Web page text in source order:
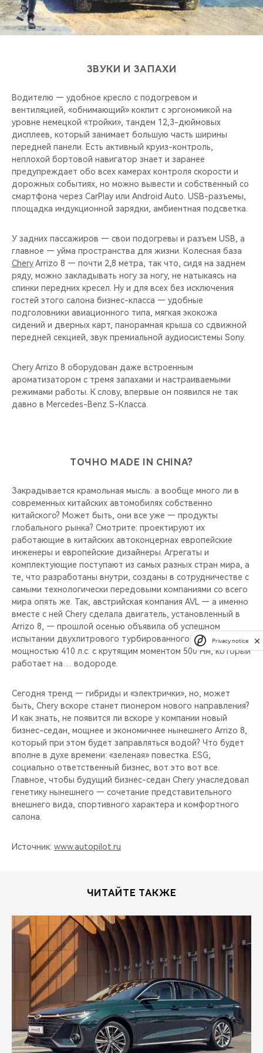
ЗВУКИ И ЗАПАХИ
Водителю — удобное кресло с подогревом и
вентиляцией, «обнимающий» кокпит с эргономикой на
уровне немецкой «тройки», тандем 12,3-дюймовых
дисплеев, который занимает большую часть ширины
передней панели. Есть активный круиз-контроль,
неплохой бортовой навигатор знает и заранее
предупреждает обо всех камерах контроля скорости и
дорожных событиях, но можно вывести и собственный со
смартфона через CarPlay или Android Auto. USB-разъемы,
площадка индукционной зарядки, амбиентная подсветка.
У задних пассажиров — свои подогревы и разъем USB, а
главное — уйма пространства для жизни. Колесная база
CheryArrizo 8 — почти 2,8 метра, так что, сидя на заднем
ряду, можно закладывать ногу за ногу, не натыкаясь на
спинки передних кресел. Ну и для всех без исключения
гостей этого салона бизнес-класса — удобные
подголовники авиационного типа, мягкая экокожа
сидений и дверных карт, панорамная крыша со сдвижной
передней секцией, звук премиальной аудиосистемы Sony.
Chery Arrizo 8 оборудован даже встроенным
ароматизатором с тремя запахами и настраиваемыми
режимами работы. К слову, впервые он появился не так
давно в Mercedes-Benz S-Класса.
ТОЧНО MADE IN CHINA?
Закрадывается крамольная мысль: а вообще много ли в
современных китайских автомобилях собственно
китайского? Может быть, они все уже — продукты
глобального рынка? Смотрите: проектируют их
работающие в китайских автоконцернах европейские
инженеры и европейские дизайнеры. Агрегаты и
комплектующие поступают из самых разных стран мира, а
те, что разработаны внутри, созданы в сотрудничестве с
самыми технологически передовыми компаниями со всего
мира опять же. Так, австрийская компания AVL — а именно
вместе с ней Chery сделала двигатель, установленный в
Arrizo 8, — прошлой осенью объявила об успешном
испытании двухлитрового турбированного мотора
мощностью 410 л.с. с крутящим моментом 500 Нм, который
работает на… водороде.
Сегодня тренд — гибриды и «электрички», но, может
быть, Chery вскоре станет пионером нового направления?
И как знать, не появится ли вскоре у компании новый
бизнес-седан, мощнее и экономичнее нынешнего Arrizo 8,
который при этом будет заправляться водой? Что будет
вполне в духе времени: «зеленая» повестка. ESG,
социально ответственный бизнес, вот это вот все.
Главное, чтобы будущий бизнес-седан Chery унаследовал
генетику нынешнего — сочетание представительного
внешнего вида, спортивного характера и комфортного
салона.
Источник: www.autopilot.ru
ЧИТАЙТЕ ТАКЖЕ
Privacy notice